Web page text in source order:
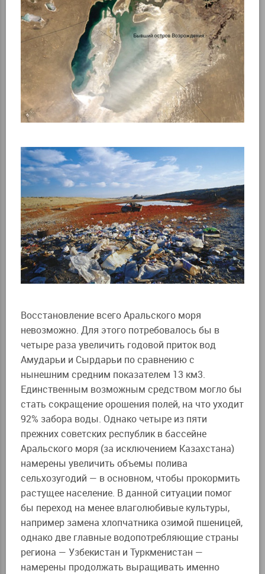
Восстановление всего Аральского моря
невозможно. Для этого потребовалось бы в
четыре раза увеличить годовой приток вод
Амударьи и Сырдарьи по сравнению с
нынешним средним показателем 13 км3.
Единственным возможным средством могло бы
стать сокращение орошения полей, на что уходит
92% забора воды. Однако четыре из пяти
прежних советских республик в бассейне
Аральского моря (за исключением Казахстана)
намерены увеличить объемы полива
сельхозугодий — в основном, чтобы прокормить
растущее население. В данной ситуации помог
бы переход на менее влаголюбивые культуры,
например замена хлопчатника озимой пшеницей,
однако две главные водопотребляющие страны
региона — Узбекистан и Туркменистан —
намерены продолжать выращивать именно